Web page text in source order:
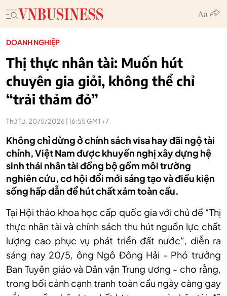
DOANH NGHIỆP
Thị thực nhân tài: Muốn hút
chuyên gia giỏi, không thể chỉ
“trải thảm đỏ”
Thứ Tư, 20/5/2026 | 16:55 GMT+7
Không chỉ dừng ở chính sách visa hay đãi ngộ tài
chính, Việt Nam được khuyến nghị xây dựng hệ
sinh thái nhân tài đồng bộ gồm môi trường
nghiên cứu, cơ hội đổi mới sáng tạo và điều kiện
sống hấp dẫn để hút chất xám toàn cầu.
Tại Hội thảo khoa học cấp quốc gia với chủ đề “Thị
thực nhân tài và chính sách thu hút nguồn lực chất
lượng cao phục vụ phát triển đất nước”, diễn ra
sáng nay 20/5, ông Ngô Đông Hải - Phó trưởng
Ban Tuyên giáo và Dân vận Trung ương - cho rằng,
trong bối cảnh cạnh tranh toàn cầu ngày càng gay